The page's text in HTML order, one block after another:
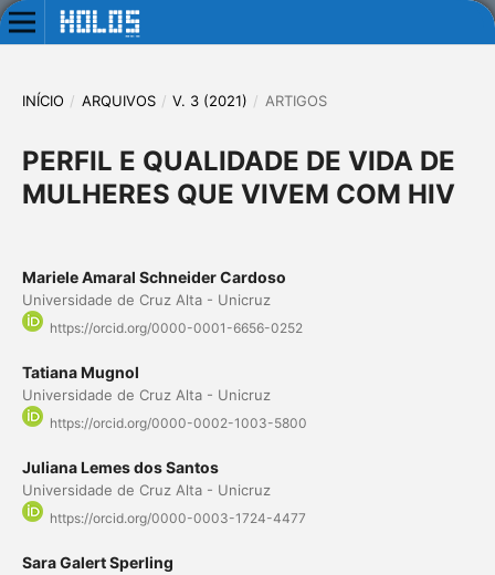
INÍCIO / ARQUIVOS / V. 3 (2021) / ARTIGOS
PERFIL E QUALIDADE DE VIDA DE
MULHERES QUE VIVEM COM HIV
Mariele Amaral Schneider Cardoso
Universidade de Cruz Alta - Unicruz
https://orcid.org/0000-0001-6656-0252
Tatiana Mugnol
Universidade de Cruz Alta - Unicruz
https://orcid.org/0000-0002-1003-5800
Juliana Lemes dos Santos
Universidade de Cruz Alta - Unicruz
https://orcid.org/0000-0003-1724-4477
Sara Galert Sperling